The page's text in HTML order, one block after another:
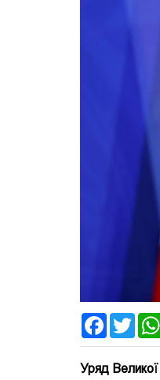
Facebook
Уряд Великої